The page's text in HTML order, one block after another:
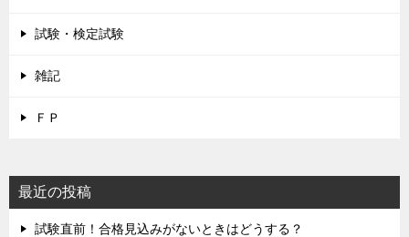
試験・検定試験
雑記
ＦＰ
最近の投稿
試験直前！合格見込みがないときはどうする？